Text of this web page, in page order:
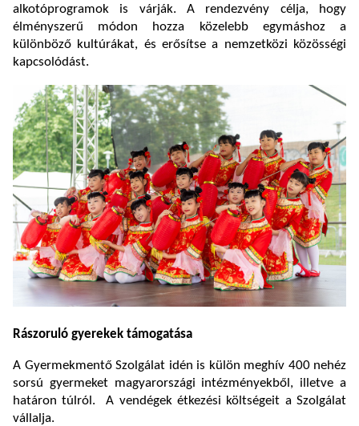
alkotóprogramok is várják. A rendezvény célja, hogy
élményszerű módon hozza közelebb egymáshoz a
különböző kultúrákat, és erősítse a nemzetközi közösségi
kapcsolódást.
Rászoruló gyerekek támogatása
A Gyermekmentő Szolgálat idén is külön meghív 400 nehéz
sorsú gyermeket magyarországi intézményekből, illetve a
határon túlról. A vendégek étkezési költségeit a Szolgálat
vállalja.